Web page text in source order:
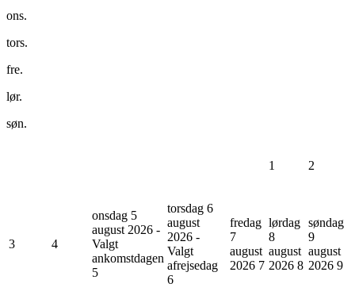
ons.
tors.
fre.
lør.
søn.
1 2
3 4
onsdag 5
august 2026 -
Valgt
ankomstdagen
5
torsdag 6
august
2026 -
Valgt
afrejsedag
6
fredag
7
august
2026 7
lørdag
8
august
2026 8
søndag
9
august
2026 9